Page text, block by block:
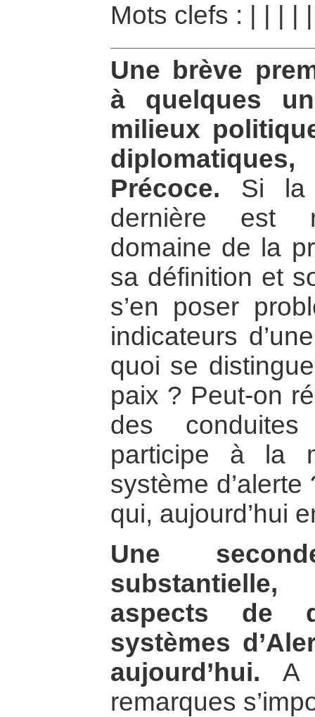
Mots clefs :
Une brève
à quelques
milieux
diplomatiques,
Précoce. Si la
dernière est
domaine de la
sa définition et
s’en poser
indicateurs
quoi se
paix ? Peut-on
des
participe à la
système
qui, aujourd’hui
Une
substantielle,
aspects de
systèmes
aujourd’hui. A
remarques